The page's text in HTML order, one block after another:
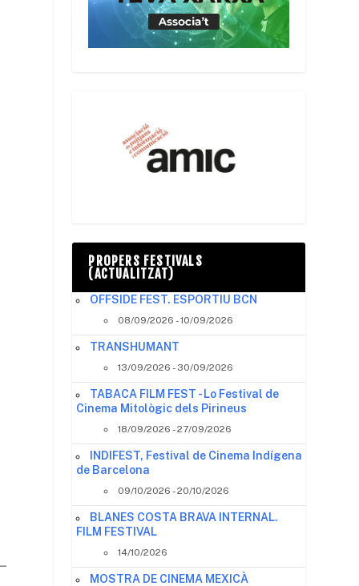
PROPERS FESTIVALS
(ACTUALITZAT)
OFFSIDE FEST. ESPORTIU BCN
08/09/2026 - 10/09/2026
TRANSHUMANT
13/09/2026 - 30/09/2026
TABACA FILM FEST - Lo Festival de
Cinema Mitològic dels Pirineus
18/09/2026 - 27/09/2026
INDIFEST, Festival de Cinema Indígena
de Barcelona
09/10/2026 - 20/10/2026
BLANES COSTA BRAVA INTERNAL.
FILM FESTIVAL
14/10/2026
MOSTRA DE CINEMA MEXICÀ